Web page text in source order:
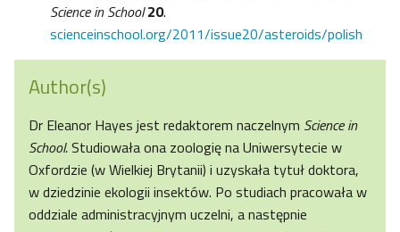
Science in School 20.
scienceinschool.org/2011/issue20/asteroids/polish
Author(s)
Dr Eleanor Hayes jest redaktorem naczelnym Science in
School.Studiowała ona zoologię na Uniwersytecie w
Oxfordzie (w Wielkiej Brytanii) i uzyskała tytuł doktora,
w dziedzinie ekologii insektów. Po studiach pracowała w
oddziale administracyjnym uczelni, a następnie